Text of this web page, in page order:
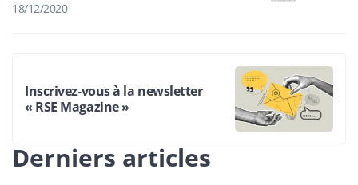
18/12/2020
Inscrivez-vous à la newsletter
« RSE Magazine »
Derniers articles